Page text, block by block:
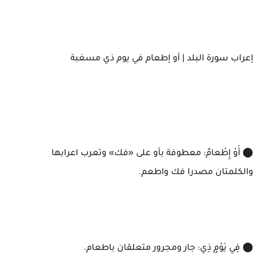
إعراب سورة البلد | أو إطعام في يوم ذي مسغبة
⬤ أَوْ إِطْعامٌ: معطوفة بأو على «فك» وتعرب اعرابها
والكلمتان مصدرا فك واطعم.
⬤ فِي يَوْمٍ ذِي: جار ومجرور متعلقان باطعام.